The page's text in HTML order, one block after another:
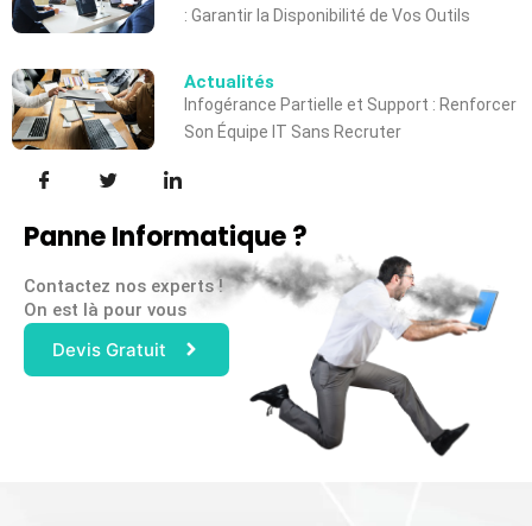
: Garantir la Disponibilité de Vos Outils
Actualités
Infogérance Partielle et Support : Renforcer
Son Équipe IT Sans Recruter
Panne Informatique ?
Contactez nos experts !
On est là pour vous
Devis Gratuit